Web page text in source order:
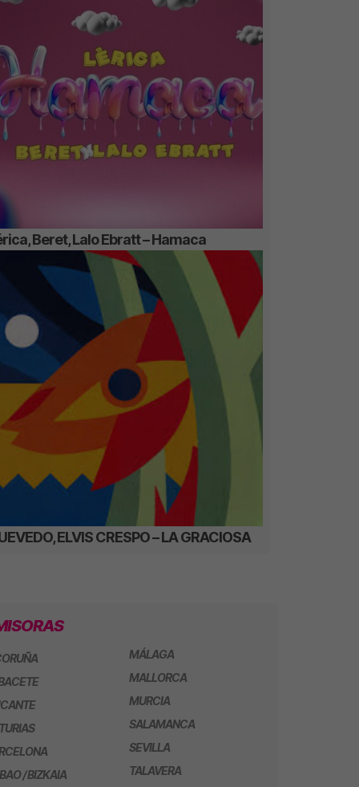
Beret, Lalo Ebratt – Hamaca
ELVIS CRESPO – LA GRACIOSA
/ BIZKAIA
MÁLAGA
MALLORCA
MURCIA
SALAMANCA
SEVILLA
TALAVERA